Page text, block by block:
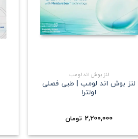
لنز بوش اند لومب
لنز بوش اند لومب | طبی فصلی
اولترا
2,200,000 تومان